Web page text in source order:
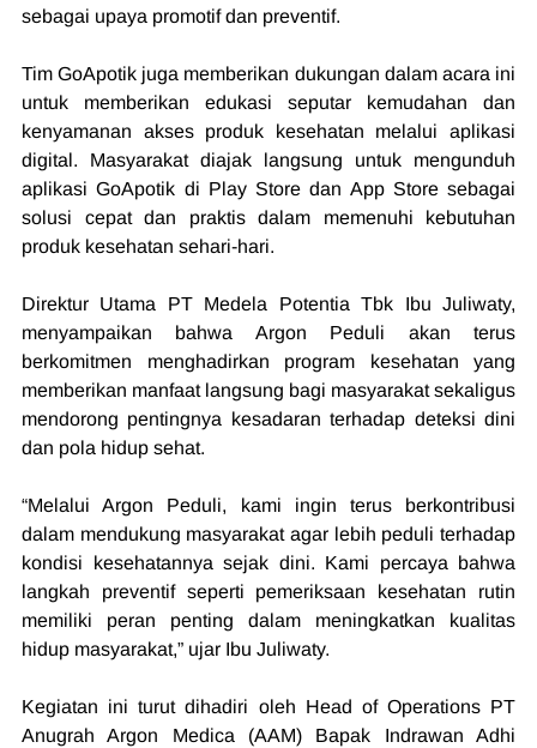
sebagai upaya promotif dan preventif.
Tim GoApotik juga memberikan dukungan dalam acara ini
untuk memberikan edukasi seputar kemudahan dan
kenyamanan akses produk kesehatan melalui aplikasi
digital. Masyarakat diajak langsung untuk mengunduh
aplikasi GoApotik di Play Store dan App Store sebagai
solusi cepat dan praktis dalam memenuhi kebutuhan
produk kesehatan sehari-hari.
Direktur Utama PT Medela Potentia Tbk Ibu Juliwaty,
menyampaikan bahwa Argon Peduli akan terus
berkomitmen menghadirkan program kesehatan yang
memberikan manfaat langsung bagi masyarakat sekaligus
mendorong pentingnya kesadaran terhadap deteksi dini
dan pola hidup sehat.
“Melalui Argon Peduli, kami ingin terus berkontribusi
dalam mendukung masyarakat agar lebih peduli terhadap
kondisi kesehatannya sejak dini. Kami percaya bahwa
langkah preventif seperti pemeriksaan kesehatan rutin
memiliki peran penting dalam meningkatkan kualitas
hidup masyarakat,” ujar Ibu Juliwaty.
Kegiatan ini turut dihadiri oleh Head of Operations PT
Anugrah Argon Medica (AAM) Bapak Indrawan Adhi